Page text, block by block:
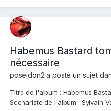
Habemus Bastard
nécessaire
poseidon2 a posté un sujet
Titre de l'album : Habemus
Scenariste de l'album : Sylvain